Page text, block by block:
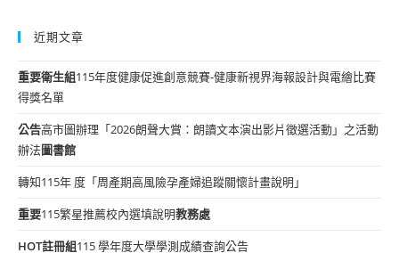
近期文章
重要衛生組115年度健康促進創意競賽-健康新視界海報設計與電繪比賽
得獎名單
公告高市圖辦理「2026朗聲大賞：朗讀文本演出影片徵選活動」之活動
辦法圖書館
轉知115年 度「周產期高風險孕產婦追蹤關懷計畫說明」
重要115繁星推薦校內選填說明教務處
HOT註冊組115 學年度大學學測成績查詢公告